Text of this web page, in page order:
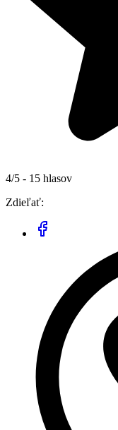
4/5 - 15 hlasov
Zdieľať: